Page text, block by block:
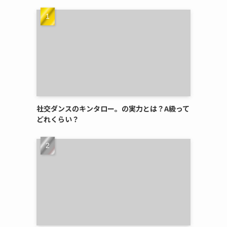
社交ダンスのキンタロー。の実力とは？A級って
どれくらい？